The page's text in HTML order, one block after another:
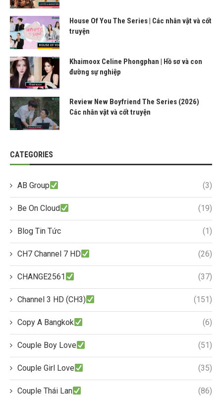
House Of You The Series | Các nhân vật và cốt
truyện
Khaimoox Celine Phongphan | Hồ sơ và con
đường sự nghiệp
Review New Boyfriend The Series (2026)
Các nhân vật và cốt truyện
CATEGORIES
AB Group (3)
Be On Cloud (19)
Blog Tin Tức (1)
CH7 Channel 7 HD (26)
CHANGE2561 (37)
Channel 3 HD (CH3) (151)
Copy A Bangkok (6)
Couple Boy Love (51)
Couple Girl Love (35)
Couple Thái Lan (86)